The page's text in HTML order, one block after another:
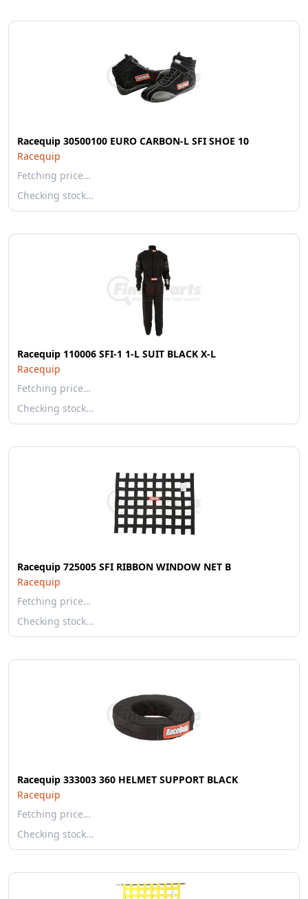
Racequip 30500100 EURO CARBON-L SFI SHOE 10
Racequip
Fetching price…
Checking stock…
Racequip 110006 SFI-1 1-L SUIT BLACK X-L
Racequip
Fetching price…
Checking stock…
Racequip 725005 SFI RIBBON WINDOW NET B
Racequip
Fetching price…
Checking stock…
Racequip 333003 360 HELMET SUPPORT BLACK
Racequip
Fetching price…
Checking stock…